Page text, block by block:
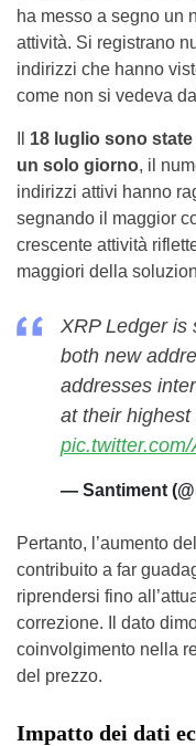
ha messo a segno un
attività. Si registrano
indirizzi che hanno
come non si vedeva
18 luglio sono
un solo giorno, il
indirizzi attivi hanno
segnando il maggior
crescente attività
maggiori della
XRP Ledger is
both new
addresses
at their
— Santiment
Pertanto, l’aumento
contribuito a far
riprendersi fino
correzione. Il dato
coinvolgimento nella
del prezzo.
Impatto dei dati